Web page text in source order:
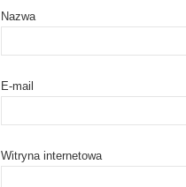
Nazwa
E-mail
Witryna internetowa